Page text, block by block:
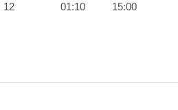
12 01:10 15:00